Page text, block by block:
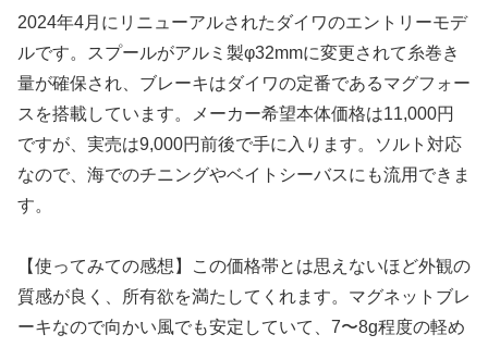
2024年4月にリニューアルされたダイワのエントリーモデ
ルです。スプールがアルミ製φ32mmに変更されて糸巻き
量が確保され、ブレーキはダイワの定番であるマグフォー
スを搭載しています。メーカー希望本体価格は11,000円
ですが、実売は9,000円前後で手に入ります。ソルト対応
なので、海でのチニングやベイトシーバスにも流用できま
す。
【使ってみての感想】この価格帯とは思えないほど外観の
質感が良く、所有欲を満たしてくれます。マグネットブレ
ーキなので向かい風でも安定していて、7〜8g程度の軽め